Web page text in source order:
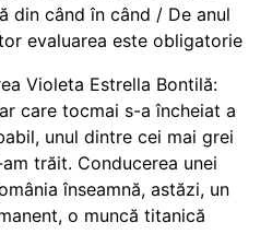
din când în când / De anul
evaluarea este obligatorie
Violeta Estrella Bontilă:
care tocmai s-a încheiat a
unul dintre cei mai grei
trăit. Conducerea unei
înseamnă, astăzi, un
o muncă titanică